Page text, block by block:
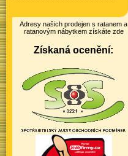
Adresy našich prodejen s ratanem a
ratanovým nábytkem získáte zde
Získaná ocenění: